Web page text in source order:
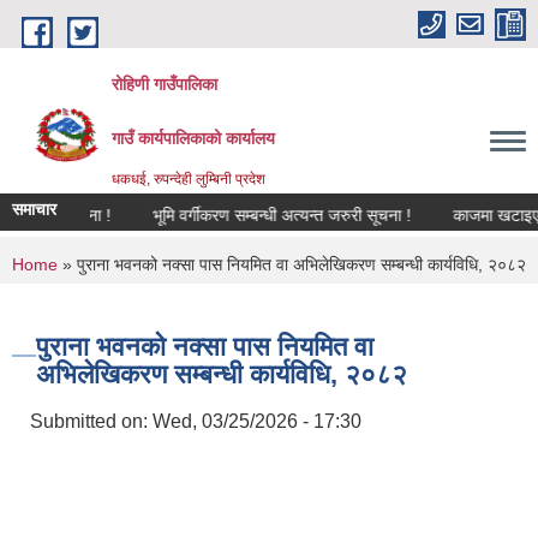
Skip to main content
रोहिणी गाउँपालिका
गाउँ कार्यपालिकाको कार्यालय
धकधई, रुपन्देही लुम्बिनी प्रदेश
समाचार
सूचना ! भूमि वर्गीकरण सम्बन्धी अत्यन्त जरुरी सूचना ! काजमा खटाइएको
You are here
Home » पुराना भवनको नक्सा पास नियमित वा अभिलेखिकरण सम्बन्धी कार्यविधि, २०८२
पुराना भवनको नक्सा पास नियमित वा
अभिलेखिकरण सम्बन्धी कार्यविधि, २०८२
Submitted on: Wed, 03/25/2026 - 17:30